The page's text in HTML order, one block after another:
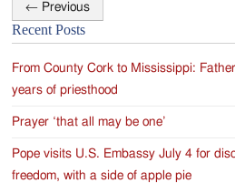
Post
navigation
← Previous
Recent Posts
From County Cork to Mississippi:
years of priesthood
Prayer ‘that all may be one’
Pope visits U.S. Embassy July 4 for
freedom, with a side of apple pie